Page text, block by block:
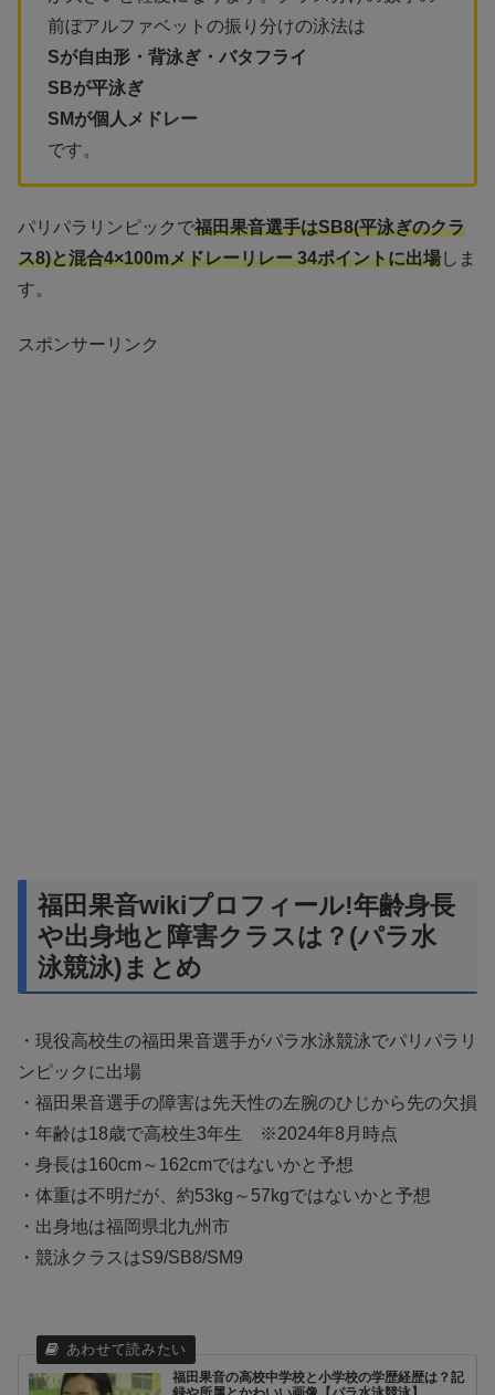
前ぼアルファベットの振り分けの泳法は
Sが自由形・背泳ぎ・バタフライ
SBが平泳ぎ
SMが個人メドレー
です。
パリパラリンピックで福田果音選手はSB8(平泳ぎのクラ
ス8)と混合4×100mメドレーリレー 34ポイントに出場しま
す。
スポンサーリンク
福田果音wikiプロフィール!年齢身長
や出身地と障害クラスは？(パラ水
泳競泳)まとめ
・現役高校生の福田果音選手がパラ水泳競泳でパリパラリ
ンピックに出場
・福田果音選手の障害は先天性の左腕のひじから先の欠損
・年齢は18歳で高校生3年生 ※2024年8月時点
・身長は160cm～162cmではないかと予想
・体重は不明だが、約53kg～57kgではないかと予想
・出身地は福岡県北九州市
・競泳クラスはS9/SB8/SM9
福田果音の高校中学校と小学校の学歴経歴は？記